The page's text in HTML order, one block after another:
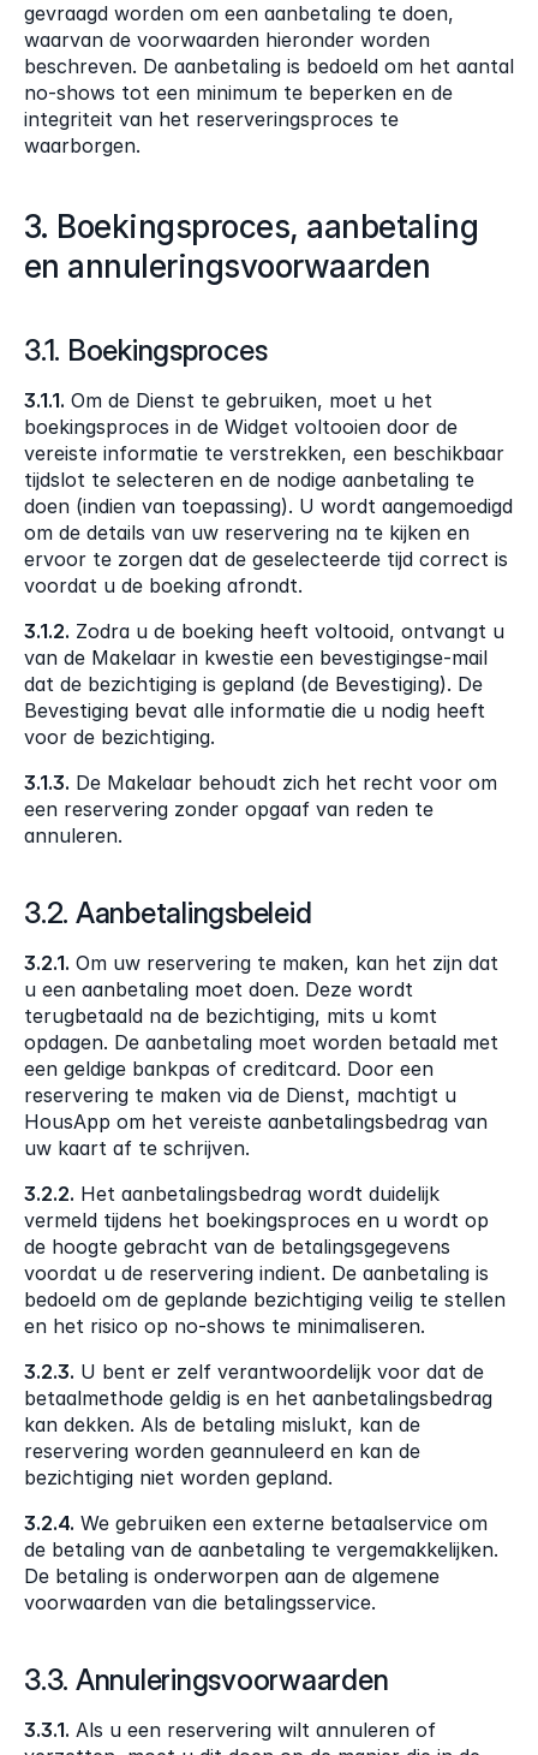
gevraagd worden om een aanbetaling te doen,
waarvan de voorwaarden hieronder worden
beschreven. De aanbetaling is bedoeld om het aantal
no-shows tot een minimum te beperken en de
integriteit van het reserveringsproces te
waarborgen.
3. Boekingsproces, aanbetaling
en annuleringsvoorwaarden
3.1. Boekingsproces
3.1.1. Om de Dienst te gebruiken, moet u het
boekingsproces in de Widget voltooien door de
vereiste informatie te verstrekken, een beschikbaar
tijdslot te selecteren en de nodige aanbetaling te
doen (indien van toepassing). U wordt aangemoedigd
om de details van uw reservering na te kijken en
ervoor te zorgen dat de geselecteerde tijd correct is
voordat u de boeking afrondt.
3.1.2. Zodra u de boeking heeft voltooid, ontvangt u
van de Makelaar in kwestie een bevestigingse-mail
dat de bezichtiging is gepland (de Bevestiging). De
Bevestiging bevat alle informatie die u nodig heeft
voor de bezichtiging.
3.1.3. De Makelaar behoudt zich het recht voor om
een reservering zonder opgaaf van reden te
annuleren.
3.2. Aanbetalingsbeleid
3.2.1. Om uw reservering te maken, kan het zijn dat
u een aanbetaling moet doen. Deze wordt
terugbetaald na de bezichtiging, mits u komt
opdagen. De aanbetaling moet worden betaald met
een geldige bankpas of creditcard. Door een
reservering te maken via de Dienst, machtigt u
HousApp om het vereiste aanbetalingsbedrag van
uw kaart af te schrijven.
3.2.2. Het aanbetalingsbedrag wordt duidelijk
vermeld tijdens het boekingsproces en u wordt op
de hoogte gebracht van de betalingsgegevens
voordat u de reservering indient. De aanbetaling is
bedoeld om de geplande bezichtiging veilig te stellen
en het risico op no-shows te minimaliseren.
3.2.3. U bent er zelf verantwoordelijk voor dat de
betaalmethode geldig is en het aanbetalingsbedrag
kan dekken. Als de betaling mislukt, kan de
reservering worden geannuleerd en kan de
bezichtiging niet worden gepland.
3.2.4. We gebruiken een externe betaalservice om
de betaling van de aanbetaling te vergemakkelijken.
De betaling is onderworpen aan de algemene
voorwaarden van die betalingsservice.
3.3. Annuleringsvoorwaarden
3.3.1. Als u een reservering wilt annuleren of